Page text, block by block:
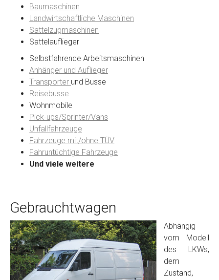
Baumaschinen
Landwirtschaftliche Maschinen
Sattelzugmaschinen
Sattelauflieger
Selbstfahrende Arbeitsmaschinen
Anhänger und Auflieger
Transporter und Busse
Reisebusse
Wohnmobile
Pick-ups/Sprinter/Vans
Unfallfahrzeuge
Fahrzeuge mit/ohne TÜV
Fahruntüchtige Fahrzeuge
Und viele weitere
Gebrauchtwagen
Abhängig
vom Modell
des LKWs,
dem
Zustand,